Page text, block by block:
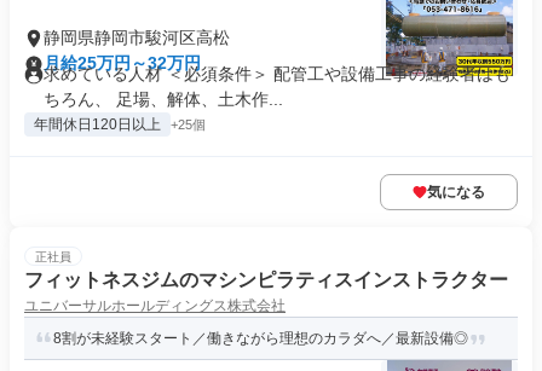
静岡県静岡市駿河区高松
月給25万円～32万円
求めている人材 ＜必須条件＞ 配管工や設備工事の経験者はも
ちろん、 足場、解体、土木作...
年間休日120日以上 +25個
気になる
正社員
フィットネスジムのマシンピラティスインストラクター
ユニバーサルホールディングス株式会社
8割が未経験スタート／働きながら理想のカラダへ／最新設備◎